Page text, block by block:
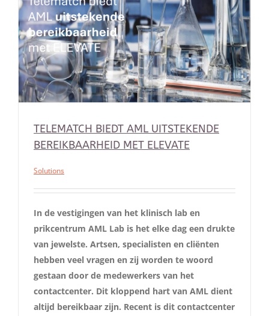
TELEMATCH BIEDT AML UITSTEKENDE
BEREIKBAARHEID MET ELEVATE
Solutions
In de vestigingen van het klinisch lab en
prikcentrum AML Lab is het elke dag een drukte
van jewelste. Artsen, specialisten en cliënten
hebben veel vragen en zij worden te woord
gestaan door de medewerkers van het
contactcenter. Dit kloppend hart van AML dient
altijd bereikbaar zijn. Recent is dit contactcenter